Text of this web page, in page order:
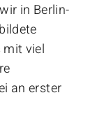
in Berlin-
viel
an erster